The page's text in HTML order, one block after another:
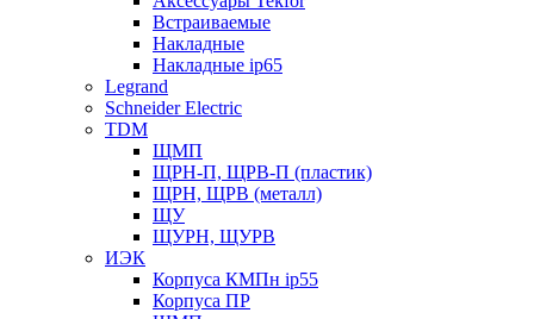
Встраиваемые
Накладные
Накладные ip65
Legrand
Schneider Electric
TDM
ЩМП
ЩРН-П, ЩРВ-П (пластик)
ЩРН, ЩРВ (металл)
ЩУ
ЩУРН, ЩУРВ
ИЭК
Корпуса КМПн ip55
Корпуса ПР